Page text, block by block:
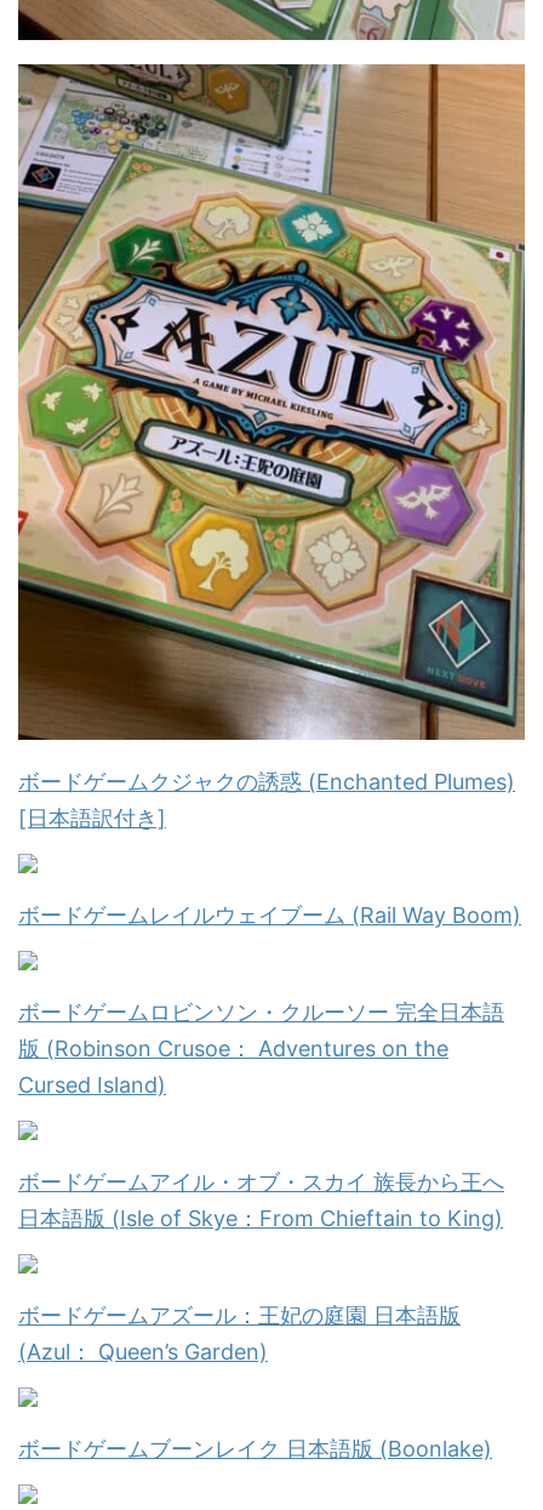
ボードゲームクジャクの誘惑 (Enchanted Plumes)
[日本語訳付き]
ボードゲームレイルウェイブーム (Rail Way Boom)
ボードゲームロビンソン・クルーソー 完全日本語
版 (Robinson Crusoe： Adventures on the
Cursed Island)
ボードゲームアイル・オブ・スカイ 族長から王へ
日本語版 (Isle of Skye：From Chieftain to King)
ボードゲームアズール：王妃の庭園 日本語版
(Azul： Queen’s Garden)
ボードゲームブーンレイク 日本語版 (Boonlake)